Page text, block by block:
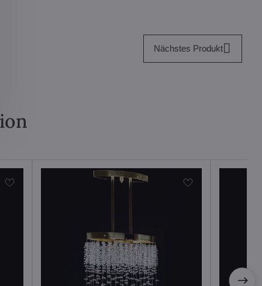
Nächstes Produkt